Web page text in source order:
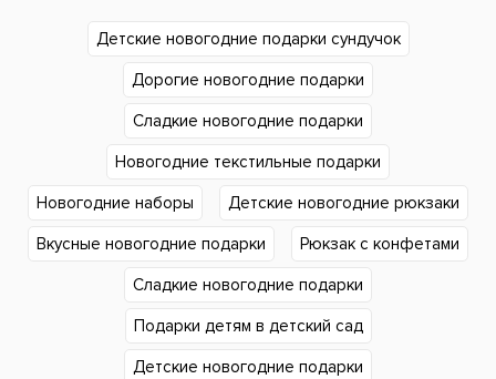
Детские новогодние подарки сундучок
Дорогие новогодние подарки
Сладкие новогодние подарки
Новогодние текстильные подарки
Новогодние наборы Детские новогодние рюкзаки
Вкусные новогодние подарки Рюкзак с конфетами
Сладкие новогодние подарки
Подарки детям в детский сад
Детские новогодние подарки